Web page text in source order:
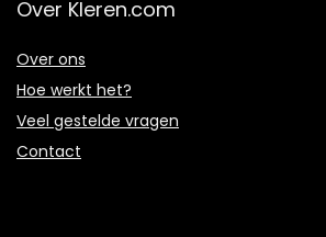
Over Kleren.com
Over ons
Hoe werkt het?
Veel gestelde vragen
Contact